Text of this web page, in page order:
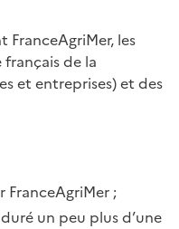
les
de la
et entreprises) et des
;
un peu plus d’une